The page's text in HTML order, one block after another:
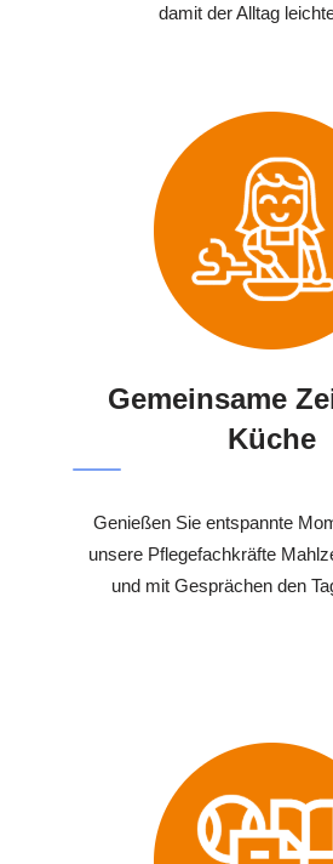
damit der Alltag
Gemeinsame
Küche
Genießen Sie entspannte
unsere Pflegefachkräfte
und mit Gesprächen den